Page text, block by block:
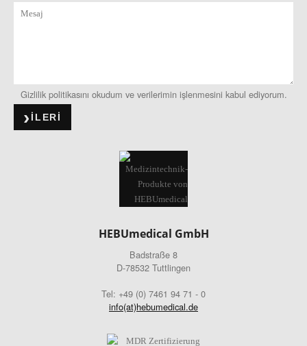
Gizlilik politikasını okudum ve verilerimin işlenmesini kabul ediyorum.
ILERI
HEBUmedical GmbH
Badstraße 8
D-78532 Tuttlingen
Tel: +49 (0) 7461 94 71 - 0
info(at)hebumedical.de